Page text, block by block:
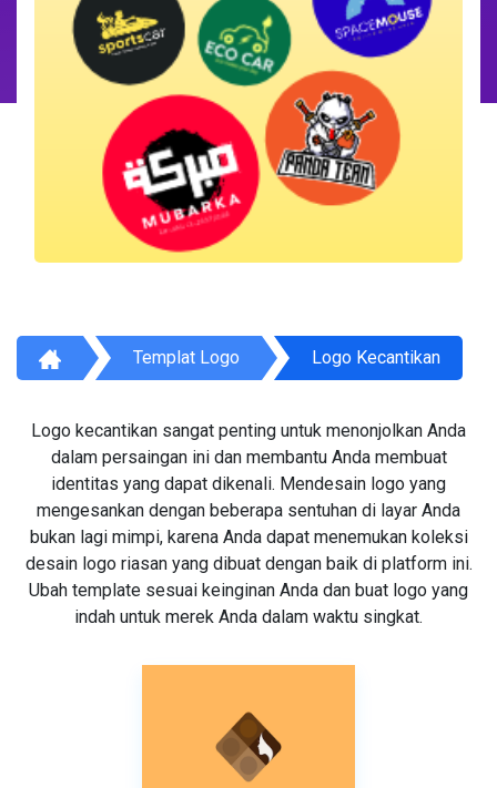
Templat Logo Logo Kecantikan
Logo kecantikan sangat penting untuk menonjolkan Anda
dalam persaingan ini dan membantu Anda membuat
identitas yang dapat dikenali. Mendesain logo yang
mengesankan dengan beberapa sentuhan di layar Anda
bukan lagi mimpi, karena Anda dapat menemukan koleksi
desain logo riasan yang dibuat dengan baik di platform ini.
Ubah template sesuai keinginan Anda dan buat logo yang
indah untuk merek Anda dalam waktu singkat.